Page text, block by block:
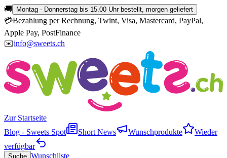
🚚 Montag - Donnerstag bis 15.00 Uhr bestellt, morgen geliefert
💳Bezahlung per Rechnung, Twint, Visa, Mastercard, PayPal,
Apple Pay, PostFinance
✉️info@sweets.ch
Zur Startseite
Blog - Sweets Spot
Short News Wunschprodukte
Wieder
verfügbar
Suche Wunschliste